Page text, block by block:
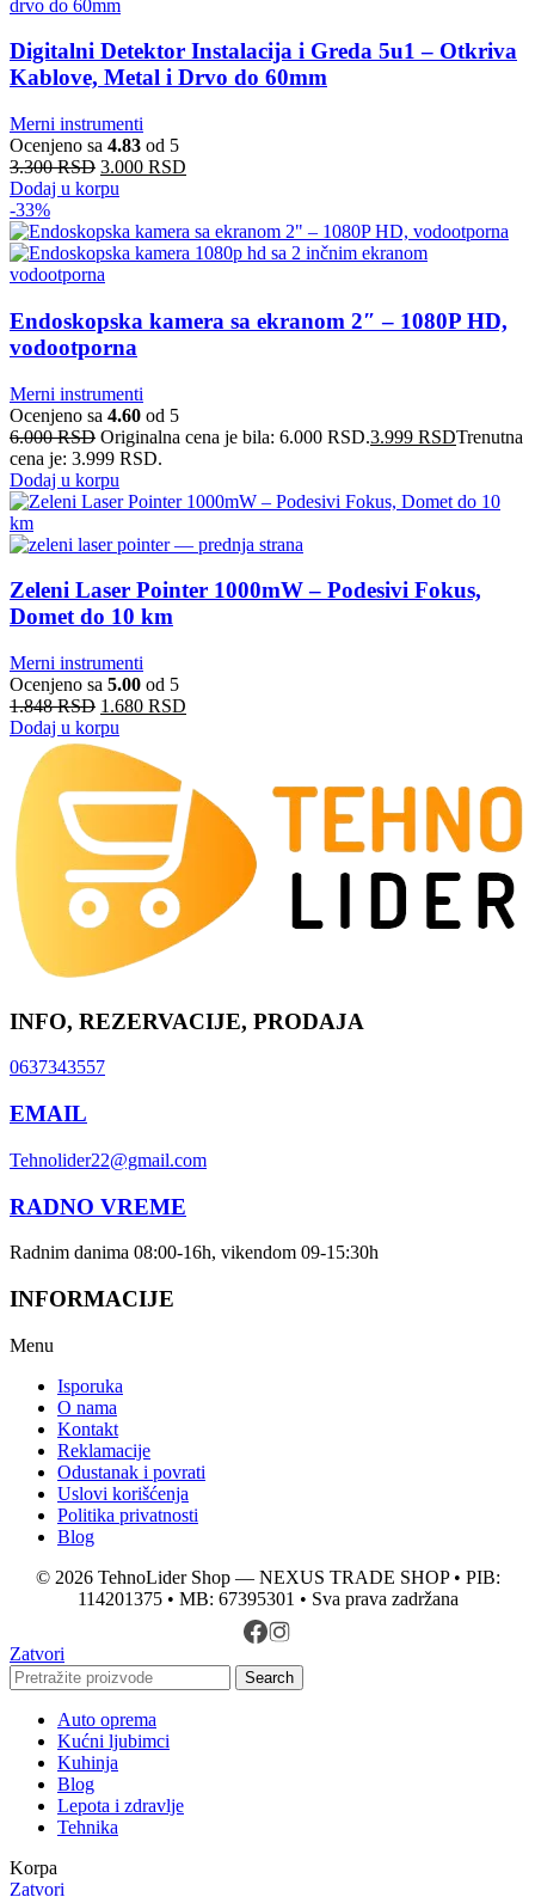
Digitalni Detektor Instalacija i Greda 5u1 – Otkriva
Kablove, Metal i Drvo do 60mm
Merni instrumenti
Ocenjeno sa 4.83 od 5
3.300RSD 3.000 RSD
Dodaj u korpu
-33%
Endoskopska kamera sa ekranom 2″ – 1080P HD,
vodootporna
Merni instrumenti
Ocenjeno sa 4.60 od 5
6.000RSD Originalna cena je bila: 6.000 RSD.3.999 RSDTrenutna
cena je: 3.999 RSD.
Dodaj u korpu
Zeleni Laser Pointer 1000mW – Podesivi Fokus,
Domet do 10 km
Merni instrumenti
Ocenjeno sa 5.00 od 5
1.848RSD 1.680 RSD
Dodaj u korpu
INFO, REZERVACIJE, PRODAJA
0637343557
EMAIL
Tehnolider22@gmail.com
RADNO VREME
Radnim danima 08:00-16h, vikendom 09-15:30h
INFORMACIJE
Menu
Isporuka
O nama
Kontakt
Reklamacije
Odustanak i povrati
Uslovi korišćenja
Politika privatnosti
Blog
© 2026 TehnoLider Shop — NEXUS TRADE SHOP • PIB:
114201375 • MB: 67395301 • Sva prava zadržana
Zatvori
Search
Auto oprema
Kućni ljubimci
Kuhinja
Blog
Lepota i zdravlje
Tehnika
Korpa
Zatvori